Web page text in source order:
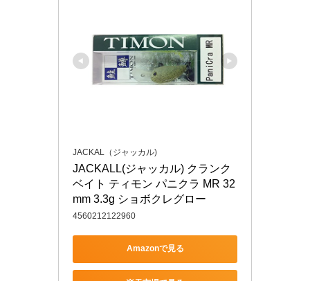
JACKAL（ジャッカル)
JACKALL(ジャッカル) クランク
ベイト ティモン パニクラ MR 32
mm 3.3g ショボクレグロー
4560212122960
Amazonで見る